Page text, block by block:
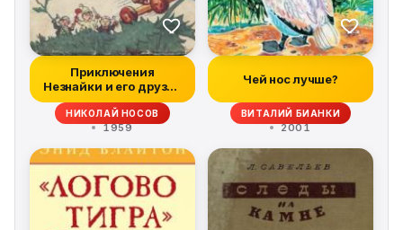
Приключения
Незнайки и его друзей
(все иллюстрации...
НИКОЛАЙ НОСОВ
1959
Чей нос лучше?
ВИТАЛИЙ БИАНКИ
2001